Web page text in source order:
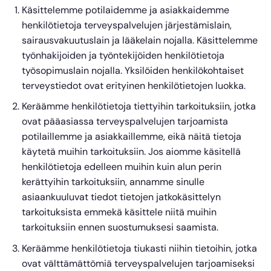
Käsittelemme potilaidemme ja asiakkaidemme
henkilötietoja terveyspalvelujen järjestämislain,
sairausvakuutuslain ja lääkelain nojalla. Käsittelemme
työnhakijoiden ja työntekijöiden henkilötietoja
työsopimuslain nojalla. Yksilöiden henkilökohtaiset
terveystiedot ovat erityinen henkilötietojen luokka.
Keräämme henkilötietoja tiettyihin tarkoituksiin, jotka
ovat pääasiassa terveyspalvelujen tarjoamista
potilaillemme ja asiakkaillemme, eikä näitä tietoja
käytetä muihin tarkoituksiin. Jos aiomme käsitellä
henkilötietoja edelleen muihin kuin alun perin
kerättyihin tarkoituksiin, annamme sinulle
asiaankuuluvat tiedot tietojen jatkokäsittelyn
tarkoituksista emmekä käsittele niitä muihin
tarkoituksiin ennen suostumuksesi saamista.
Keräämme henkilötietoja tiukasti niihin tietoihin, jotka
ovat välttämättömiä terveyspalvelujen tarjoamiseksi